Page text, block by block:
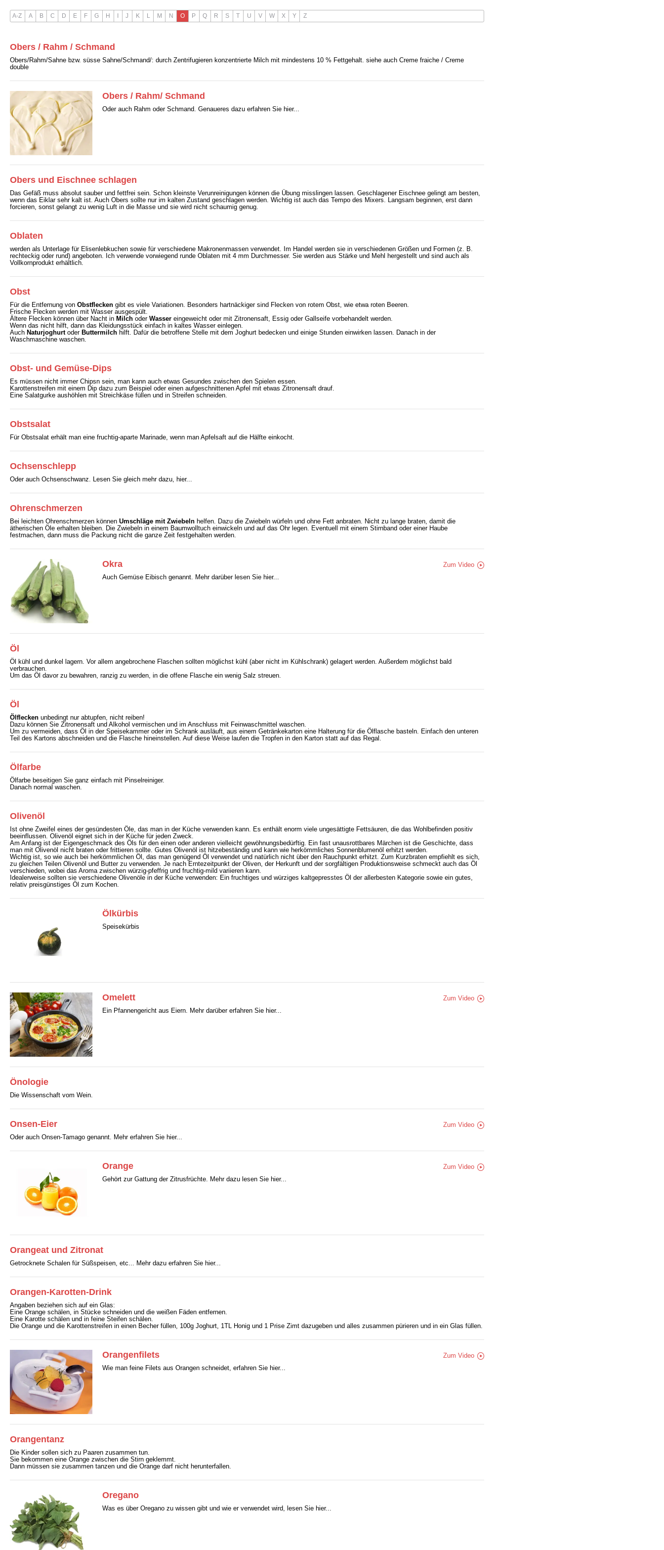
A-Z A B C D E F G H J K L M N O P Q R S T U V W X Y Z
Obers / Rahm / Schmand
Obers/Rahm/Sahne bzw. süsse Sahne/Schmand/: durch Zentrifugieren konzentrierte Milch mit mindestens 10 % Fettgehalt. siehe auch Creme fraiche / Creme
double
Obers / Rahm/ Schmand
Oder auch Rahm oder Schmand. Genaueres dazu erfahren Sie hier...
Obers und Eischnee schlagen
Das Gefäß muss absolut sauber und fettfrei sein. Schon kleinste Verunreinigungen können die Übung misslingen lassen. Geschlagener Eischnee gelingt am besten,
wenn das Eiklar sehr kalt ist. Auch Obers sollte nur im kalten Zustand geschlagen werden. Wichtig ist auch das Tempo des Mixers. Langsam beginnen, erst dann
forcieren, sonst gelangt zu wenig Luft in die Masse und sie wird nicht schaumig genug.
Oblaten
werden als Unterlage für Elisenlebkuchen sowie für verschiedene Makronenmassen verwendet. Im Handel werden sie in verschiedenen Größen und Formen (z. B.
rechteckig oder rund) angeboten. Ich verwende vorwiegend runde Oblaten mit 4 mm Durchmesser. Sie werden aus Stärke und Mehl hergestellt und sind auch als
Vollkornprodukt erhältlich.
Obst
Für die Entfernung von Obstflecken gibt es viele Variationen. Besonders hartnäckiger sind Flecken von rotem Obst, wie etwa roten Beeren.
Frische Flecken werden mit Wasser ausgespült.
Ältere Flecken können über Nacht in Milch oder Wasser eingeweicht oder mit Zitronensaft, Essig oder Gallseife vorbehandelt werden.
Wenn das nicht hilft, dann das Kleidungsstück einfach in kaltes Wasser einlegen.
Auch Naturjoghurtoder Buttermilch hilft. Dafür die betroffene Stelle mit dem Joghurt bedecken und einige Stunden einwirken lassen. Danach in der
Waschmaschine waschen.
Obst- und Gemüse-Dips
Es müssen nicht immer Chipsn sein, man kann auch etwas Gesundes zwischen den Spielen essen.
Karottenstreifen mit einem Dip dazu zum Beispiel oder einen aufgeschnittenen Apfel mit etwas Zitronensaft drauf.
Eine Salatgurke aushöhlen mit Streichkäse füllen und in Streifen schneiden.
Obstsalat
Für Obstsalat erhält man eine fruchtig-aparte Marinade, wenn man Apfelsaft auf die Hälfte einkocht.
Ochsenschlepp
Oder auch Ochsenschwanz. Lesen Sie gleich mehr dazu, hier...
Ohrenschmerzen
Bei leichten Ohrenschmerzen können Umschläge mit Zwiebeln helfen. Dazu die Zwiebeln würfeln und ohne Fett anbraten. Nicht zu lange braten, damit die
ätherischen Öle erhalten bleiben. Die Zwiebeln in einem Baumwolltuch einwickeln und auf das Ohr legen. Eventuell mit einem Stirnband oder einer Haube
festmachen, dann muss die Packung nicht die ganze Zeit festgehalten werden.
Zum Video
Okra
Auch Gemüse Eibisch genannt. Mehr darüber lesen Sie hier...
Öl
Öl kühl und dunkel lagern. Vor allem angebrochene Flaschen sollten möglichst kühl (aber nicht im Kühlschrank) gelagert werden. Außerdem möglichst bald
verbrauchen.
Um das Öl davor zu bewahren, ranzig zu werden, in die offene Flasche ein wenig Salz streuen.
Öl
Ölflecken unbedingt nur abtupfen, nicht reiben!
Dazu können Sie Zitronensaft und Alkohol vermischen und im Anschluss mit Feinwaschmittel waschen.
Um zu vermeiden, dass Öl in der Speisekammer oder im Schrank ausläuft, aus einem Getränkekarton eine Halterung für die Ölflasche basteln. Einfach den unteren
Teil des Kartons abschneiden und die Flasche hineinstellen. Auf diese Weise laufen die Tropfen in den Karton statt auf das Regal.
Ölfarbe
Ölfarbe beseitigen Sie ganz einfach mit Pinselreiniger.
Danach normal waschen.
Olivenöl
Ist ohne Zweifel eines der gesündesten Öle, das man in der Küche verwenden kann. Es enthält enorm viele ungesättigte Fettsäuren, die das Wohlbefinden positiv
beeinflussen. Olivenöl eignet sich in der Küche für jeden Zweck.
Am Anfang ist der Eigengeschmack des Öls für den einen oder anderen vielleicht gewöhnungsbedürftig. Ein fast unausrottbares Märchen ist die Geschichte, dass
man mit Olivenöl nicht braten oder frittieren sollte. Gutes Olivenöl ist hitzebeständig und kann wie herkömmliches Sonnenblumenöl erhitzt werden.
Wichtig ist, so wie auch bei herkömmlichen Öl, das man genügend Öl verwendet und natürlich nicht über den Rauchpunkt erhitzt. Zum Kurzbraten empfiehlt es sich,
zu gleichen Teilen Olivenöl und Butter zu verwenden. Je nach Erntezeitpunkt der Oliven, der Herkunft und der sorgfältigen Produktionsweise schmeckt auch das Öl
verschieden, wobei das Aroma zwischen würzig-pfeffrig und fruchtig-mild variieren kann.
Idealerweise sollten sie verschiedene Olivenöle in der Küche verwenden: Ein fruchtiges und würziges kaltgepresstes Öl der allerbesten Kategorie sowie ein gutes,
relativ preisgünstiges Öl zum Kochen.
Ölkürbis
Speisekürbis
Zum Video
Omelett
Ein Pfannengericht aus Eiern. Mehr darüber erfahren Sie hier...
Önologie
Die Wissenschaft vom Wein.
Zum Video
Onsen-Eier
Oder auch Onsen-Tamago genannt. Mehr erfahren Sie hier...
Zum Video
Orange
Gehört zur Gattung der Zitrusfrüchte. Mehr dazu lesen Sie hier...
Orangeat und Zitronat
Getrocknete Schalen für Süßspeisen, etc... Mehr dazu erfahren Sie hier...
Orangen-Karotten-Drink
Angaben beziehen sich auf ein Glas:
Eine Orange schälen, in Stücke schneiden und die weißen Fäden entfernen.
Eine Karotte schälen und in feine Steifen schälen.
Die Orange und die Karottenstreifen in einen Becher füllen, 100g Joghurt, 1TL Honig und 1 Prise Zimt dazugeben und alles zusammen pürieren und in ein Glas füllen.
Zum Video
Orangenfilets
Wie man feine Filets aus Orangen schneidet, erfahren Sie hier...
Orangentanz
Die Kinder sollen sich zu Paaren zusammen tun.
Sie bekommen eine Orange zwischen die Stirn geklemmt.
Dann müssen sie zusammen tanzen und die Orange darf nicht herunterfallen.
Oregano
Was es über Oregano zu wissen gibt und wie er verwendet wird, lesen Sie hier...